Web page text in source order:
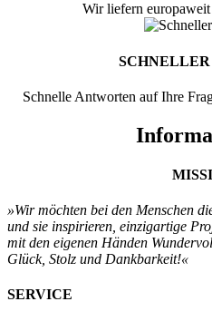
Wir liefern
Schnelle Antworten auf Ihre
»Wir möchten bei den Menschen
und sie inspirieren, einzigartige
mit den eigenen Händen
Glück, Stolz und Dankbarkeit!«
SERVICE